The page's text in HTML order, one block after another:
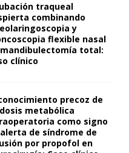
traqueal
combinando
y
flexible nasal
total:
clínico
precoz de
metabólica
como signo
de síndrome de
por propofol en